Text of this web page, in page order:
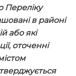
Переліку
в районі
або які
оточенні